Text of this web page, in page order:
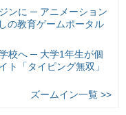
ンに ─ アニメーション
の教育ゲームポータル
校へ ─ 大学1年生が個
ト「タイピング無双」
ズームイン一覧 >>